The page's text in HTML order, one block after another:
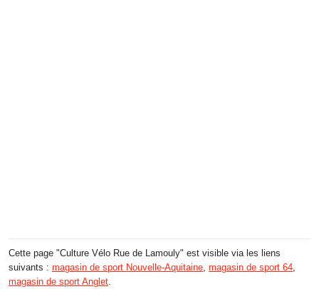
Cette page "Culture Vélo Rue de Lamouly" est visible via les liens
suivants : magasin de sport Nouvelle-Aquitaine, magasin de sport 64,
magasin de sport Anglet.